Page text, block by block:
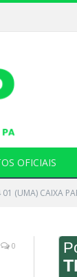
OFICIAIS
(UMA) CAIXA
0